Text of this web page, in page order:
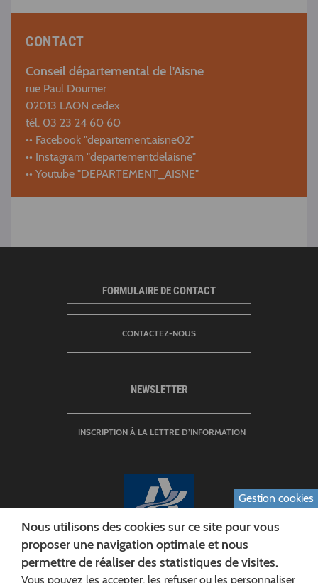
CONTACT
Conseil départemental de l'Aisne
rue Paul Doumer
02013 LAON cedex
tél. 03 23 24 60 60
•• Facebook "departement.aisne02"
•• Instagram "departementdelaisne"
•• Youtube "DEPARTEMENT_AISNE"
CONSEIL DÉPARTEMENTAL DE L'AISNE
FORMULAIRE DE CONTACT
CONTACTEZ-NOUS
NEWSLETTER
INSCRIPTION À LA LETTRE D’INFORMATION
Gestion cookies
Nous utilisons des cookies sur ce site pour vous
proposer une navigation optimale et nous
permettre de réaliser des statistiques de visites.
Vous pouvez les accepter, les refuser ou les personnaliser